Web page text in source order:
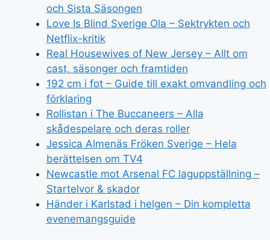
och Sista Säsongen
Love Is Blind Sverige Ola – Sektrykten och
Netflix-kritik
Real Housewives of New Jersey – Allt om
cast, säsonger och framtiden
192 cm i fot – Guide till exakt omvandling och
förklaring
Rollistan i The Buccaneers – Alla
skådespelare och deras roller
Jessica Almenäs Fröken Sverige – Hela
berättelsen om TV4
Newcastle mot Arsenal FC laguppställning –
Startelvor & skador
Händer i Karlstad i helgen – Din kompletta
evenemangsguide